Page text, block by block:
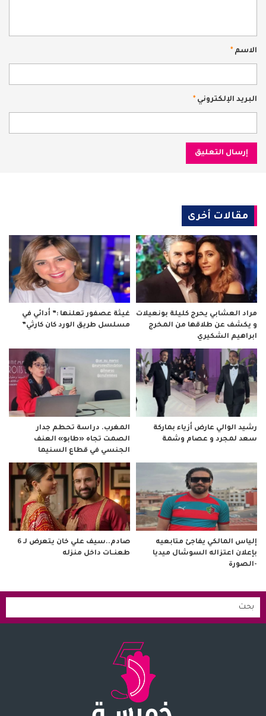
الاسم*
البريد الإلكتروني*
مقالات أخرى
مراد العشابي يحرج كليلة بونعيلات
و يكشف عن طلاقها من المخرج
ابراهيم الشكيري
غيثة عصفور تعلنها :” أدائي في
مسلسل طريق الورد كان كارثي”
رشيد الوالي عارض أزياء بماركة
سعد لمجرد و عصام وشمة
المغرب. دراسة تحطم جدار
الصمت تجاه «طابو» العنف
الجنسي في قطاع السنيما
إلياس المالكي يفاجئ متابعيه
بإعلان اعتزاله السوشال ميديا
-الصورة
صادم..سيف علي خان يتعرض لـ 6
طعنــات داخل منزله